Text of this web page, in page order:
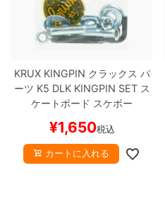
KRUX KINGPIN クラックス パ
ーツ K5 DLK KINGPIN SETス
ケートボード スケボー
¥1,650税込
カートに入れる